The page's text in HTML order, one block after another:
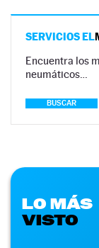
SERVICIOS EL
Encuentra los
neumáticos…
BUSCAR
LO MÁS
VISTO